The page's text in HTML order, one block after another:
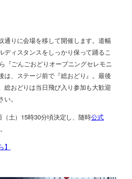
通りに会場を移して開催します。道幅
ディスタンスをしっかり保って踊るこ
『ごんごおどりオープニングセレモニ
は、ステージ前で『総おどり』。最後
総おどりは当日飛び入り参加も大歓迎
。
土）15時30分頃決定し、随時公式